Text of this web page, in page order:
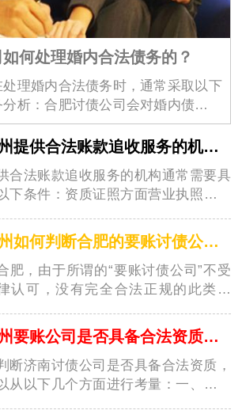
何处理婚内合法债务的？
理婚内合法债务时，通常采取以下
析：合肥讨债公司会对婚内债务进
括债务的性…
杭州提供合法账款追收服务的机构需要具备哪些条件？
合法账款追收服务的机构通常需要具
下条件：资质证照方面营业执照：这
账款…
杭州如何判断合肥的要账讨债公司是否正规
肥，由于所谓的“要账讨债公司”不受
认可，没有完全合法正规的此类公
性，…
杭州要账公司是否具备合法资质怎么区分？
断济南讨债公司是否具备合法资质，
从以下几个方面进行考量：一、核查